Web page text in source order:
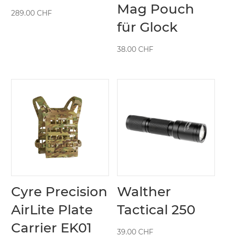
289.00CHF
Mag Pouch
für Glock
38.00CHF
Cyre Precision
AirLite Plate
Carrier EK01
Walther
Tactical 250
39.00CHF